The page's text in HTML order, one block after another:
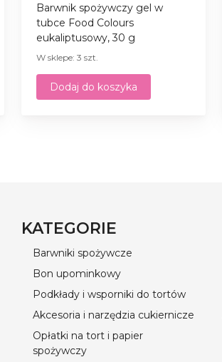
Barwnik spożywczy gel w
tubce Food Colours
eukaliptusowy, 30 g
W sklepe: 3 szt.
Dodaj do koszyka
KATEGORIE
Barwniki spożywcze
Bon upominkowy
Podkłady i wsporniki do tortów
Akcesoria i narzędzia cukiernicze
Opłatki na tort i papier
spożywczy